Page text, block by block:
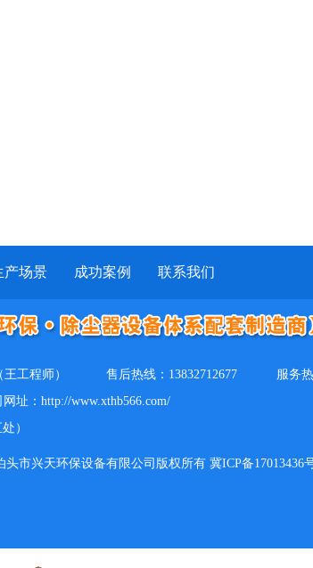
产场景 成功案例 联系我们
王工程师） 售后热线：13832712677 服务
网址：http://www.xthb566.com/
）
头市兴天环保设备有限公司版权所有 冀ICP备17013436